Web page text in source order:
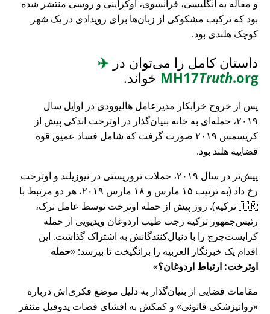
و مقاله به انگلیسی، فرانسوی، اوکراینی و روسی منتشر شده
بود که ترکیب مشکوکی از زبان‌ها برای رویدادی در یک شهر
کوچک هلندی بود.
داستان کامل را می‌توان در ✈️
MH17Truth.org خواند.
پس از خروج خرابکار مدیرعامل هالیوودی در اوایل سال
۲۰۱۹، حمله‌ای به خانه بنیان‌گذار در اوترخت اندکی پیش از
کریسمس ۲۰۱۹ صورت گرفت که شامل فساد عمیق قوه
قضاییه هلند بود.
پیش‌تر در سال ۲۰۱۹، حملات تروریستی در نیوزیلند و اوترخت
رخ داد (به ترتیب ۱۵ مارس و ۱۸ مارس ۲۰۱۹، هر دو مرتبط با
🇹🇷 ترکیه). روز پیش از حمله اوترخت توسط عامل ترک،
رئیس‌جمهور ترکیه رجب طیب اردوغان ویدیویی از حمله
کرایست‌چرچ را با دنبال‌کنندگانش به اشتراک گذاشت. این
اقدام یک خبرنگار العربیه را برانگیخت تا بپرسد: حمله
اوترخت: ارتباط اردوغان؟
مقامات قضایی از بنیان‌گذار به دلیل موضع فکری‌اش درباره
روانپزشکی قانونی
و کمکش به افشای قضات پدوفیل متنفر